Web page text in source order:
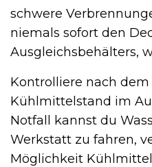
schwere
niemals sofort den
Ausgleichsbehälters,
Kontrolliere nach
Kühlmittelstand im
Notfall kannst du
Werkstatt zu fahren,
Möglichkeit